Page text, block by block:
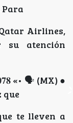
Para
Airlines,
su atención
«• 🗣 (MX) ●
que
te lleven a